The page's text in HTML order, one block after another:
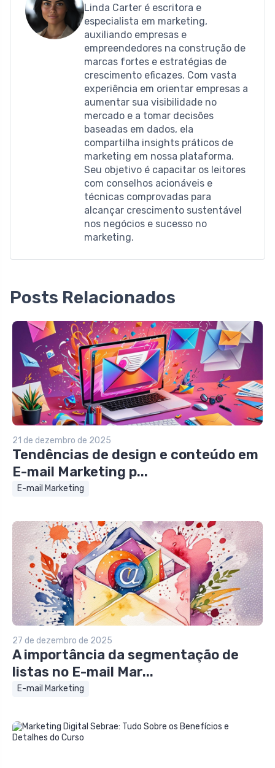
Linda Carter é escritora e
especialista em marketing,
auxiliando empresas e
empreendedores na construção de
marcas fortes e estratégias de
crescimento eficazes. Com vasta
experiência em orientar empresas a
aumentar sua visibilidade no
mercado e a tomar decisões
baseadas em dados, ela
compartilha insights práticos de
marketing em nossa plataforma.
Seu objetivo é capacitar os leitores
com conselhos acionáveis ​​e
técnicas comprovadas para
alcançar crescimento sustentável
nos negócios e sucesso no
marketing.
Posts Relacionados
21 de dezembro de 2025
Tendências de design e conteúdo em
E-mail Marketing p...
E-mail Marketing
27 de dezembro de 2025
A importância da segmentação de
listas no E-mail Mar...
E-mail Marketing